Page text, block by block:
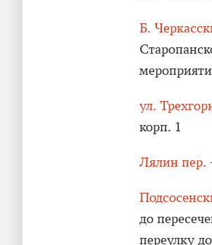
Б.
ул.
корп. 1
Лялин пер.
до
переулку